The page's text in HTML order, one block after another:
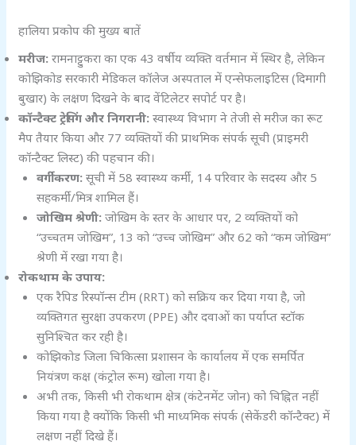
हालिया प्रकोप की मुख्य बातें
मरीज: रामनाट्टुकरा का एक 43 वर्षीय व्यक्ति वर्तमान में स्थिर है, लेकिन
कोझिकोड सरकारी मेडिकल कॉलेज अस्पताल में एन्सेफलाइटिस (दिमागी
बुखार) के लक्षण दिखने के बाद वेंटिलेटर सपोर्ट पर है।
कॉन्टैक्ट ट्रेसिंग और निगरानी: स्वास्थ्य विभाग ने तेजी से मरीज का रूट
मैप तैयार किया और 77 व्यक्तियों की प्राथमिक संपर्क सूची (प्राइमरी
कॉन्टैक्ट लिस्ट) की पहचान की।
वर्गीकरण:सूची में 58 स्वास्थ्य कर्मी, 14 परिवार के सदस्य और 5
सहकर्मी/मित्र शामिल हैं।
जोखिम श्रेणी:जोखिम के स्तर के आधार पर, 2 व्यक्तियों को
“उच्चतम जोखिम”, 13 को “उच्च जोखिम” और 62 को “कम जोखिम”
श्रेणी में रखा गया है।
रोकथाम के उपाय:
एक रैपिड रिस्पॉन्स टीम (RRT) को सक्रिय कर दिया गया है, जो
व्यक्तिगत सुरक्षा उपकरण (PPE) और दवाओं का पर्याप्त स्टॉक
सुनिश्चित कर रही है।
कोझिकोड जिला चिकित्सा प्रशासन के कार्यालय में एक समर्पित
नियंत्रण कक्ष (कंट्रोल रूम) खोला गया है।
अभी तक, किसी भी रोकथाम क्षेत्र (कंटेनमेंट जोन) को चिह्नित नहीं
किया गया है क्योंकि किसी भी माध्यमिक संपर्क (सेकेंडरी कॉन्टैक्ट) में
लक्षण नहीं दिखे हैं।